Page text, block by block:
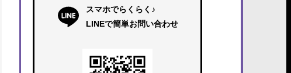
スマホでらくらく♪
LINEで簡単お問い合わせ